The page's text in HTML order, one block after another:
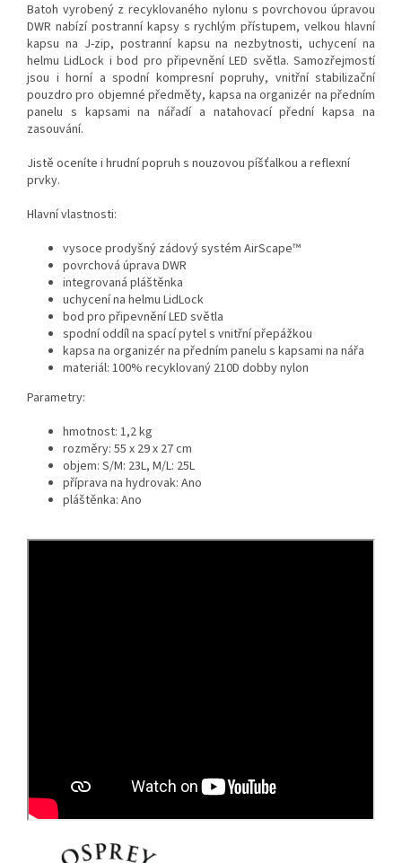
Batoh vyrobený z recyklovaného nylonu s povrchovou úpravou
DWR nabízí postranní kapsy s rychlým přístupem, velkou hlavní
kapsu na J-zip, postranní kapsu na nezbytnosti, uchycení na
helmu LidLock i bod pro připevnění LED světla. Samozřejmostí
jsou i horní a spodní kompresní popruhy, vnitřní stabilizační
pouzdro pro objemné předměty, kapsa na organizér na předním
panelu s kapsami na nářadí a natahovací přední kapsa na
zasouvání.
Jistě oceníte i hrudní popruh s nouzovou píšťalkou a reflexní
prvky.
Hlavní vlastnosti:
vysoce prodyšný zádový systém AirScape™
povrchová úprava DWR
integrovaná pláštěnka
uchycení na helmu LidLock
bod pro připevnění LED světla
spodní oddíl na spací pytel s vnitřní přepážkou
kapsa na organizér na předním panelu s kapsami na nářa
materiál: 100% recyklovaný 210D dobby nylon
Parametry:
hmotnost: 1,2 kg
rozměry: 55 x 29 x 27 cm
objem: S/M: 23L, M/L: 25L
příprava na hydrovak: Ano
pláštěnka: Ano